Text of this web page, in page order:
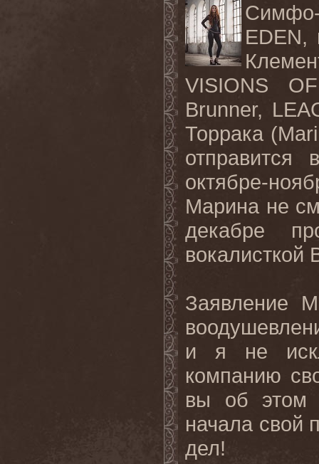
EDEN,
VISIONS
Brunner,
Торрака
октябре-
Марина не
декабре
вокалисткой
Заявление
и я не
компанию
вы об этом
начала свой
дел!